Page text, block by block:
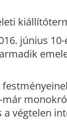
június
végtelen